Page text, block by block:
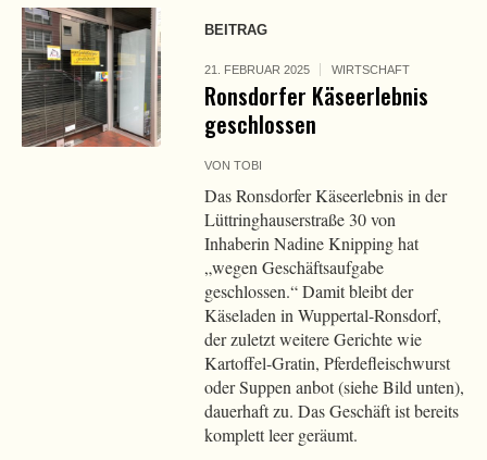
BEITRAG
21. FEBRUAR 2025 WIRTSCHAFT
Ronsdorfer Käseerlebnis
geschlossen
VONTOBI
Das Ronsdorfer Käseerlebnis in der
Lüttringhauserstraße 30 von
Inhaberin Nadine Knipping hat
„wegen Geschäftsaufgabe
geschlossen.“ Damit bleibt der
Käseladen in Wuppertal-Ronsdorf,
der zuletzt weitere Gerichte wie
Kartoffel-Gratin, Pferdefleischwurst
oder Suppen anbot (siehe Bild unten),
dauerhaft zu. Das Geschäft ist bereits
komplett leer geräumt.